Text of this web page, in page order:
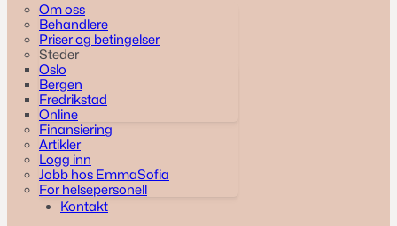
Om oss
Behandlere
Priser og betingelser
Steder
Oslo
Bergen
Fredrikstad
Online
Finansiering
Artikler
Logg inn
Jobb hos EmmaSofia
For helsepersonell
Kontakt